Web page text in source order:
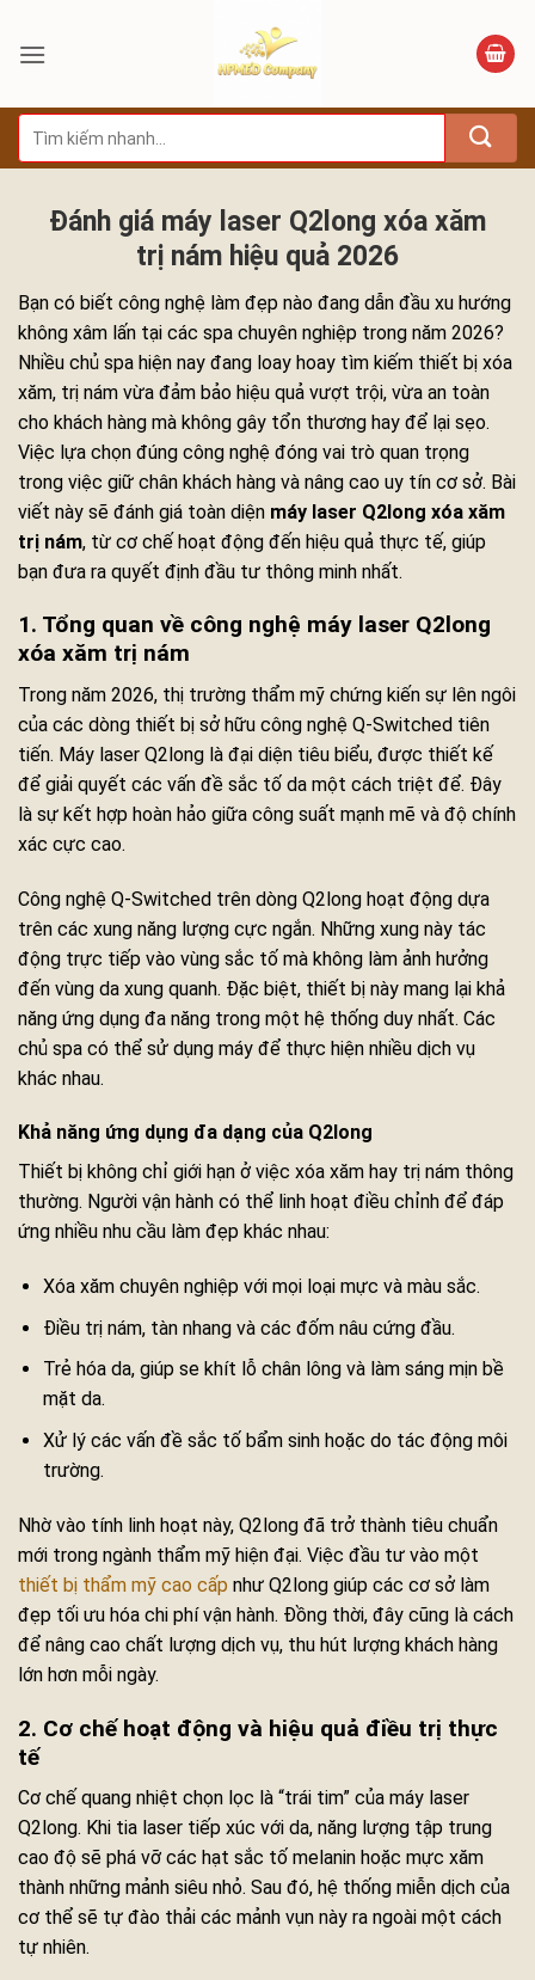
qua
dung
Tìm
kiếm:
Đánh giá máy laser Q2long xóa xăm
trị nám hiệu quả 2026
Bạn có biết công nghệ làm đẹp nào đang dẫn đầu xu hướng
không xâm lấn tại các spa chuyên nghiệp trong năm 2026?
Nhiều chủ spa hiện nay đang loay hoay tìm kiếm thiết bị xóa
xăm, trị nám vừa đảm bảo hiệu quả vượt trội, vừa an toàn
cho khách hàng mà không gây tổn thương hay để lại sẹo.
Việc lựa chọn đúng công nghệ đóng vai trò quan trọng
trong việc giữ chân khách hàng và nâng cao uy tín cơ sở. Bài
viết này sẽ đánh giá toàn diện máy laser Q2long xóa xăm
trị nám, từ cơ chế hoạt động đến hiệu quả thực tế, giúp
bạn đưa ra quyết định đầu tư thông minh nhất.
1. Tổng quan về công nghệ máy laser Q2long
xóa xăm trị nám
Trong năm 2026, thị trường thẩm mỹ chứng kiến sự lên ngôi
của các dòng thiết bị sở hữu công nghệ Q-Switched tiên
tiến. Máy laser Q2long là đại diện tiêu biểu, được thiết kế
để giải quyết các vấn đề sắc tố da một cách triệt để. Đây
là sự kết hợp hoàn hảo giữa công suất mạnh mẽ và độ chính
xác cực cao.
Công nghệ Q-Switched trên dòng Q2long hoạt động dựa
trên các xung năng lượng cực ngắn. Những xung này tác
động trực tiếp vào vùng sắc tố mà không làm ảnh hưởng
đến vùng da xung quanh. Đặc biệt, thiết bị này mang lại khả
năng ứng dụng đa năng trong một hệ thống duy nhất. Các
chủ spa có thể sử dụng máy để thực hiện nhiều dịch vụ
khác nhau.
Khả năng ứng dụng đa dạng của Q2long
Thiết bị không chỉ giới hạn ở việc xóa xăm hay trị nám thông
thường. Người vận hành có thể linh hoạt điều chỉnh để đáp
ứng nhiều nhu cầu làm đẹp khác nhau:
Xóa xăm chuyên nghiệp với mọi loại mực và màu sắc.
Điều trị nám, tàn nhang và các đốm nâu cứng đầu.
Trẻ hóa da, giúp se khít lỗ chân lông và làm sáng mịn bề
mặt da.
Xử lý các vấn đề sắc tố bẩm sinh hoặc do tác động môi
trường.
Nhờ vào tính linh hoạt này, Q2long đã trở thành tiêu chuẩn
mới trong ngành thẩm mỹ hiện đại. Việc đầu tư vào một
thiết bị thẩm mỹ cao cấp như Q2long giúp các cơ sở làm
đẹp tối ưu hóa chi phí vận hành. Đồng thời, đây cũng là cách
để nâng cao chất lượng dịch vụ, thu hút lượng khách hàng
lớn hơn mỗi ngày.
2. Cơ chế hoạt động và hiệu quả điều trị thực
tế
Cơ chế quang nhiệt chọn lọc là “trái tim” của máy laser
Q2long. Khi tia laser tiếp xúc với da, năng lượng tập trung
cao độ sẽ phá vỡ các hạt sắc tố melanin hoặc mực xăm
thành những mảnh siêu nhỏ. Sau đó, hệ thống miễn dịch của
cơ thể sẽ tự đào thải các mảnh vụn này ra ngoài một cách
tự nhiên.